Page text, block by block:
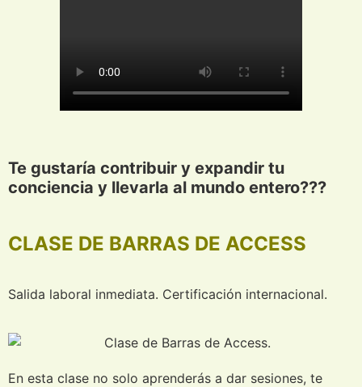
Te gustaría contribuir y expandir tu
conciencia y llevarla al mundo entero???
CLASE DE BARRAS DE ACCESS
Salida laboral inmediata. Certificación internacional.
En esta clase no solo aprenderás a dar sesiones, te